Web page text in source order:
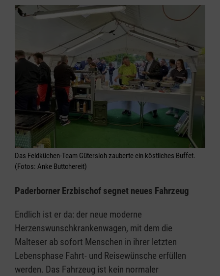
Das Feldküchen-Team Gütersloh zauberte ein köstliches Buffet.
(Fotos: Anke Buttchereit)
Paderborner Erzbischof segnet neues Fahrzeug
Endlich ist er da: der neue moderne
Herzenswunschkrankenwagen, mit dem die
Malteser ab sofort Menschen in ihrer letzten
Lebensphase Fahrt- und Reisewünsche erfüllen
werden. Das Fahrzeug ist kein normaler